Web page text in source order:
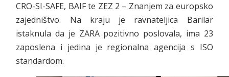
CRO-SI-SAFE, BAIF te ZEZ 2 – Znanjem za europsko
zajedništvo. Na kraju je ravnateljica Barilar
istaknula da je ZARA pozitivno poslovala, ima 23
zaposlena i jedina je regionalna agencija s ISO
standardom.